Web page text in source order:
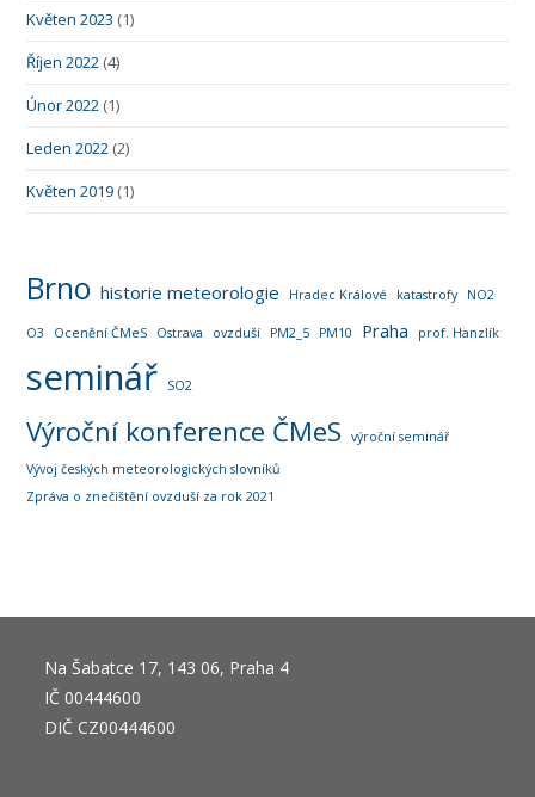
Květen 2023 (1)
Říjen 2022 (4)
Únor 2022 (1)
Leden 2022 (2)
Květen 2019 (1)
Brno historie meteorologie Hradec Králové katastrofy NO2
O3 Ocenění ČMeS Ostrava ovzduší PM2_5 PM10 Praha prof. Hanzlík
seminář SO2
Výroční konference ČMeS
výroční seminář
Vývoj českých meteorologických slovníků
Zpráva o znečištění ovzduší za rok 2021
Na Šabatce 17, 143 06, Praha 4
IČ 00444600
DIČ CZ00444600